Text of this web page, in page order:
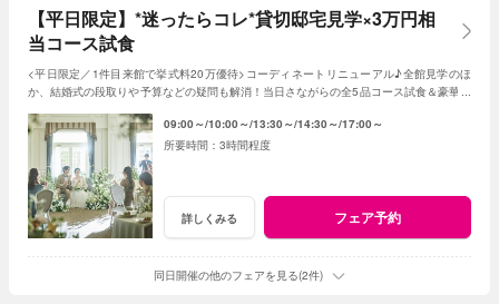
【平日限定】*迷ったらコレ*貸切邸宅見学×3万円相
当コース試食
<平日限定／1件目来館で挙式料20万優待>コーディネートリニューアル♪全館見学のほ
か、結婚式の段取りや予算などの疑問も解消！当日さながらの全5品コース試食＆豪華特
09:00～ 10:00～ 13:30～ 14:30～ 17:00～
3時間程度
詳しくみる フェア予約
同日開催の他のフェアを見る(2件)